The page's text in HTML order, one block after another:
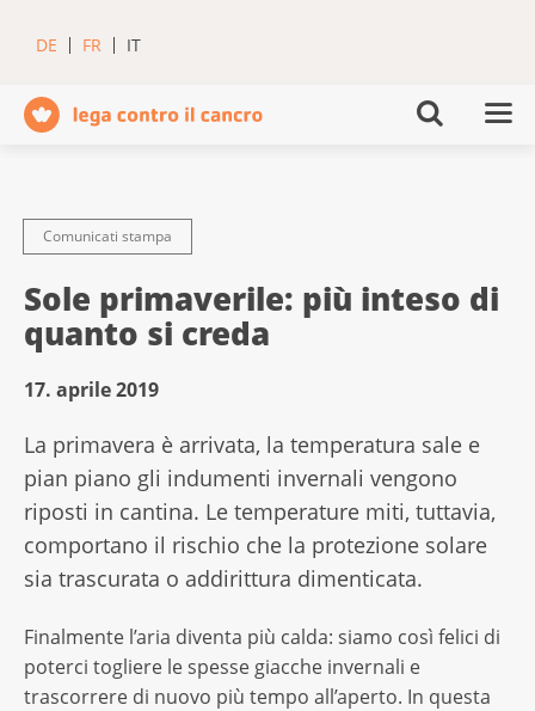
DE FR IT
Comunicati stampa
Sole primaverile: più inteso di
quanto si creda
17. aprile 2019
La primavera è arrivata, la temperatura sale e
pian piano gli indumenti invernali vengono
riposti in cantina. Le temperature miti, tuttavia,
comportano il rischio che la protezione solare
sia trascurata o addirittura dimenticata.
Finalmente l’aria diventa più calda: siamo così felici di
poterci togliere le spesse giacche invernali e
trascorrere di nuovo più tempo all’aperto. In questa